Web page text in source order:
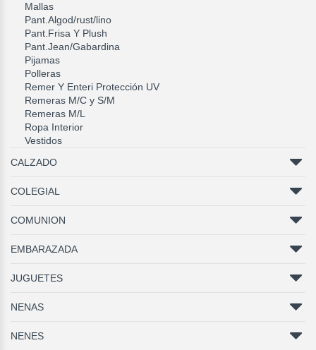
Mallas
Pant.Algod/rust/lino
Pant.Frisa Y Plush
Pant.Jean/Gabardina
Pijamas
Polleras
Remer Y Enteri Protección UV
Remeras M/C y S/M
Remeras M/L
Ropa Interior
Vestidos
CALZADO
COLEGIAL
COMUNION
EMBARAZADA
JUGUETES
NENAS
NENES